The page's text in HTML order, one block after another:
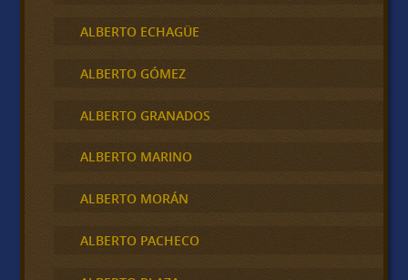
ALBERTO ECHAGÜE
ALBERTO GÓMEZ
ALBERTO GRANADOS
ALBERTO MARINO
ALBERTO MORÁN
ALBERTO PACHECO